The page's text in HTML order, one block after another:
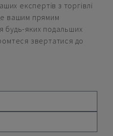
експертів з торгівлі
вашим прямим
будь-яких подальших
звертатися до